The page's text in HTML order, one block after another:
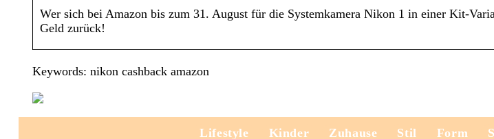
Wer sich bei Amazon bis zum 31. August für die Systemkamera Nikon 1 in einer Kit-
Geld zurück!
Keywords: nikon cashback amazon
Lifestyle Kinder Zuhause Stil Form